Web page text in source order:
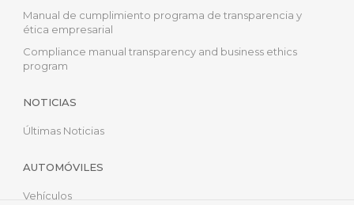
Manual de cumplimiento programa de transparencia y
ética empresarial
Compliance manual transparency and business ethics
program
NOTICIAS
Últimas Noticias
AUTOMÓVILES
Vehículos